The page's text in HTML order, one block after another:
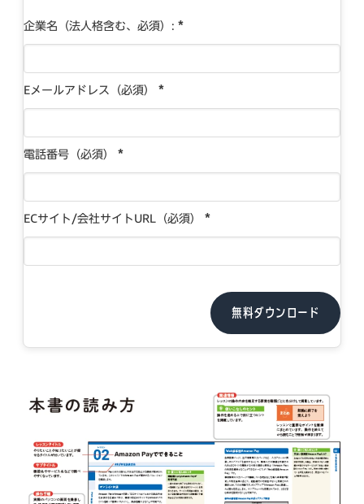
企業名（法人格含む、必須）: *
Eメールアドレス（必須） *
電話番号（必須） *
ECサイト/会社サイトURL（必須） *
無料ダウンロード